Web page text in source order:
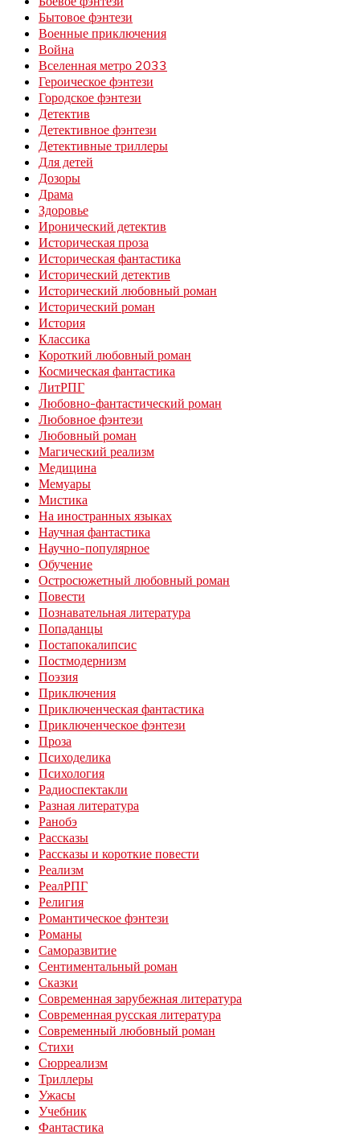
Бытовое фэнтези
Военные приключения
Война
Вселенная метро 2033
Героическое фэнтези
Городское фэнтези
Детектив
Детективное фэнтези
Детективные триллеры
Для детей
Дозоры
Драма
Здоровье
Иронический детектив
Историческая проза
Историческая фантастика
Исторический детектив
Исторический любовный роман
Исторический роман
История
Классика
Короткий любовный роман
Космическая фантастика
ЛитРПГ
Любовно-фантастический роман
Любовное фэнтези
Любовный роман
Магический реализм
Медицина
Мемуары
Мистика
На иностранных языках
Научная фантастика
Научно-популярное
Обучение
Остросюжетный любовный роман
Повести
Познавательная литература
Попаданцы
Постапокалипсис
Постмодернизм
Поэзия
Приключения
Приключенческая фантастика
Приключенческое фэнтези
Проза
Психоделика
Психология
Радиоспектакли
Разная литература
Ранобэ
Рассказы
Рассказы и короткие повести
Реализм
РеалРПГ
Религия
Романтическое фэнтези
Романы
Саморазвитие
Сентиментальный роман
Сказки
Современная зарубежная литература
Современная русская литература
Современный любовный роман
Стихи
Сюрреализм
Триллеры
Ужасы
Учебник
Фантастика